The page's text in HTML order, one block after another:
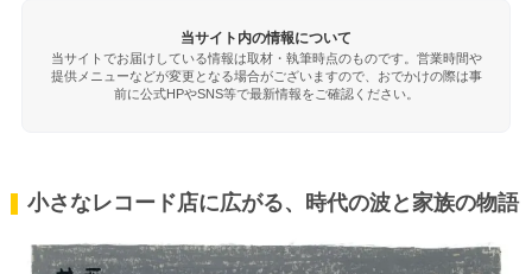
当サイト内の情報について
当サイトでお届けしている情報は取材・執筆時点のものです。営業時間や
提供メニューなどが変更となる場合がございますので、おでかけの際は事
前に公式HPやSNS等で最新情報をご確認ください。
小さなレコード店に広がる、時代の波と家族の物語